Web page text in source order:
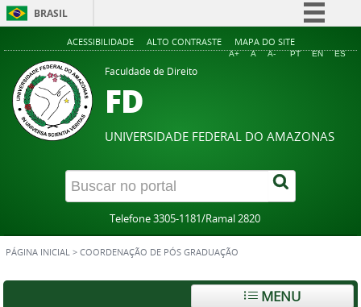
BRASIL
Simplifique!
Legislação
Canais
ACESSIBILIDADE ALTO CONTRASTE MAPA DO SITE
A+ A A- PT EN ES
Faculdade de Direito
FD
UNIVERSIDADE FEDERAL DO AMAZONAS
Telefone 3305-1181/Ramal 2820
PÁGINA INICIAL > COORDENAÇÃO DE PÓS GRADUAÇÃO
MENU